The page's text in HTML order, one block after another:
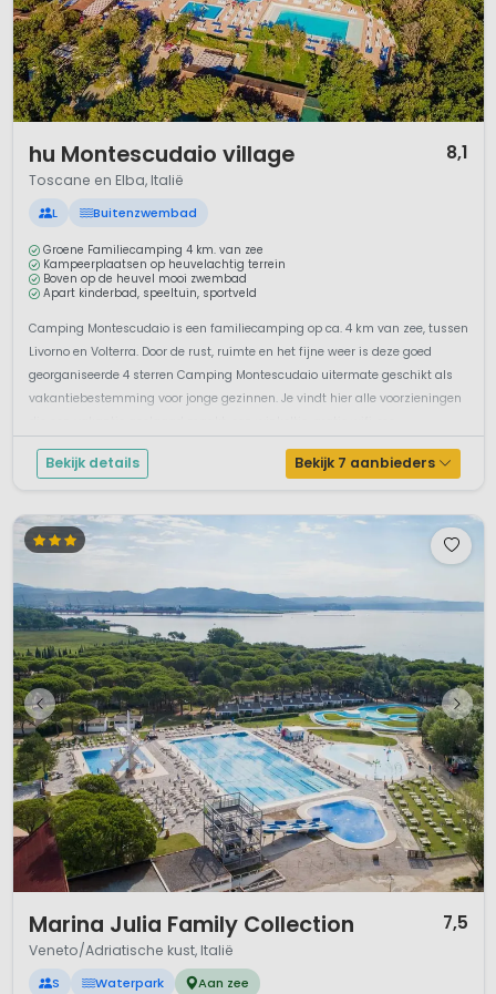
hu Montescudaio village 8,1
Toscane en Elba, Italië
L Buitenzwembad
Groene Familiecamping 4 km. van zee
Kampeerplaatsen op heuvelachtig terrein
Boven op de heuvel mooi zwembad
Apart kinderbad, speeltuin, sportveld
Camping Montescudaio is een familiecamping op ca. 4 km van zee, tussen
Livorno en Volterra. Door de rust, ruimte en het fijne weer is deze goed
georganiseerde 4 sterren Camping Montescudaio uitermate geschikt als
vakantiebestemming voor jonge gezinnen. Je vindt hier alle voorzieningen
Bekijk details Bekijk 7 aanbieders
Marina Julia Family Collection 7,5
Veneto/Adriatische kust, Italië
S Waterpark Aan zee